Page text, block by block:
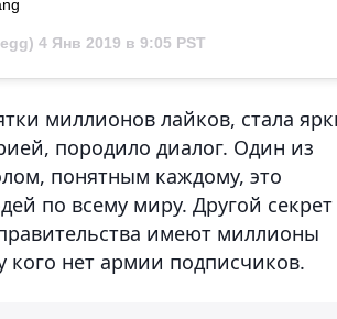
4 Янв 2019 в 9:05 PST
миллионов лайков, стала
породило диалог. Один из
понятным каждому, это
по всему миру. Другой секрет
имеют миллионы
кого нет армии подписчиков.